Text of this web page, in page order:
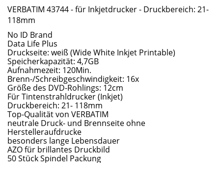
VERBATIM 43744 - für Inkjetdrucker - Druckbereich: 21-
118mm
No ID Brand
Data Life Plus
Druckseite: weiß (Wide White Inkjet Printable)
Speicherkapazität: 4,7GB
Aufnahmezeit: 120Min.
Brenn-/Schreibgeschwindigkeit: 16x
Größe des DVD-Rohlings: 12cm
Für Tintenstrahldrucker (Inkjet)
Druckbereich: 21- 118mm
Top-Qualität von VERBATIM
neutrale Druck- und Brennseite ohne
Herstelleraufdrucke
besonders lange Lebensdauer
AZO für brillantes Druckbild
50 Stück Spindel Packung